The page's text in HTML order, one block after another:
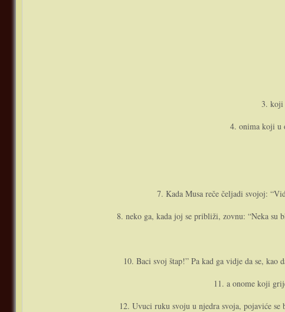
3.
4. o­nima koji u
7. Kada Musa reče čeljadi svojoj:
8. neko ga, kada joj se približi, zovnu: “Neka su
10. Baci svoj štap!” Pa kad ga vidje da se,
11. a o­nome koji
12. Uvuci ruku svoju u njedra svoja, pojaviće